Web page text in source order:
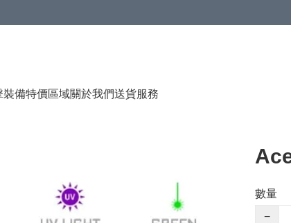
裝備特價區域關於我們送貨服務
數量
−